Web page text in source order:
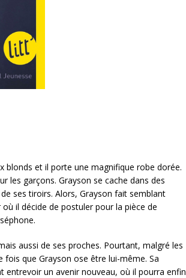
blonds et il porte une magnifique robe dorée.
les garçons. Grayson se cache dans des
ses tiroirs. Alors, Grayson fait semblant
où il décide de postuler pour la pièce de
aussi de ses proches. Pourtant, malgré les
fois que Grayson ose être lui-même. Sa
entrevoir un avenir nouveau, où il pourra enfin